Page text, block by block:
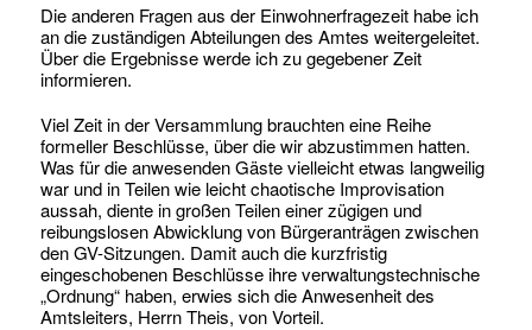
Die anderen Fragen aus der Einwohnerfragezeit habe ich
an die zuständigen Abteilungen des Amtes weitergeleitet.
Über die Ergebnisse werde ich zu gegebener Zeit
informieren.
Viel Zeit in der Versammlung brauchten eine Reihe
formeller Beschlüsse, über die wir abzustimmen hatten.
Was für die anwesenden Gäste vielleicht etwas langweilig
war und in Teilen wie leicht chaotische Improvisation
aussah, diente in großen Teilen einer zügigen und
reibungslosen Abwicklung von Bürgeranträgen zwischen
den GV-Sitzungen. Damit auch die kurzfristig
eingeschobenen Beschlüsse ihre verwaltungstechnische
„Ordnung“ haben, erwies sich die Anwesenheit des
Amtsleiters, Herrn Theis, von Vorteil.